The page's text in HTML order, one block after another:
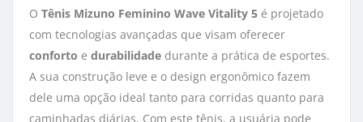
O Tênis Mizuno Feminino Wave Vitality 5 é projetado
com tecnologias avançadas que visam oferecer
conforto e durabilidade durante a prática de esportes.
A sua construção leve e o design ergonômico fazem
dele uma opção ideal tanto para corridas quanto para
caminhadas diárias. Com este tênis, a usuária pode